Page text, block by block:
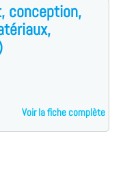
conception,
Voir la fiche complète